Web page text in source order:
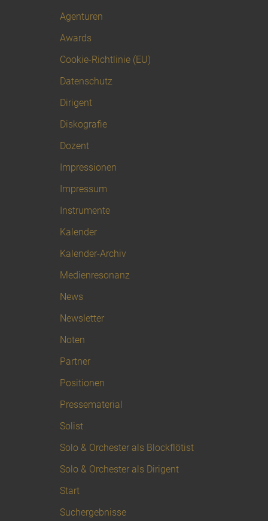
Agenturen
Awards
Cookie-Richtlinie (EU)
Datenschutz
Dirigent
Diskografie
Dozent
Impressionen
Impressum
Instrumente
Kalender
Kalender-Archiv
Medienresonanz
News
Newsletter
Noten
Partner
Positionen
Pressematerial
Solist
Solo & Orchester als Blockflötist
Solo & Orchester als Dirigent
Start
Suchergebnisse